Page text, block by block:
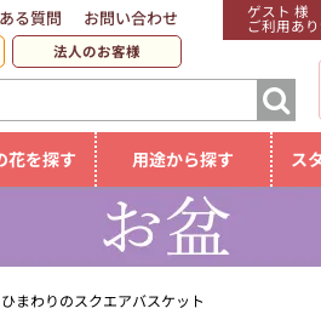
ゲスト 様
ご利用あ
る質問 お問い合わせ
法人のお客様
花を探す 用途から探す ス
まわりのスクエアバスケット